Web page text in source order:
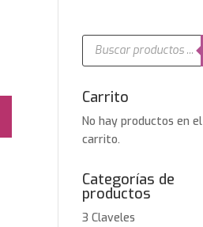
Búsqueda
productos
Carrito
No hay productos en el
carrito.
Categorías de
productos
3 Claveles